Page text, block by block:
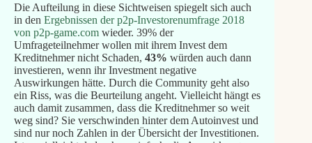
Die Aufteilung in diese Sichtweisen spiegelt sich auch
in den Ergebnissen der p2p-Investorenumfrage 2018
von p2p-game.comwieder. 39% der
Umfrageteilnehmer wollen mit ihrem Invest dem
Kreditnehmer nicht Schaden, 43% würden auch dann
investieren, wenn ihr Investment negative
Auswirkungen hätte. Durch die Community geht also
ein Riss, was die Beurteilung angeht. Vielleicht hängt es
auch damit zusammen, dass die Kreditnehmer so weit
weg sind? Sie verschwinden hinter dem Autoinvest und
sind nur noch Zahlen in der Übersicht der Investitionen.